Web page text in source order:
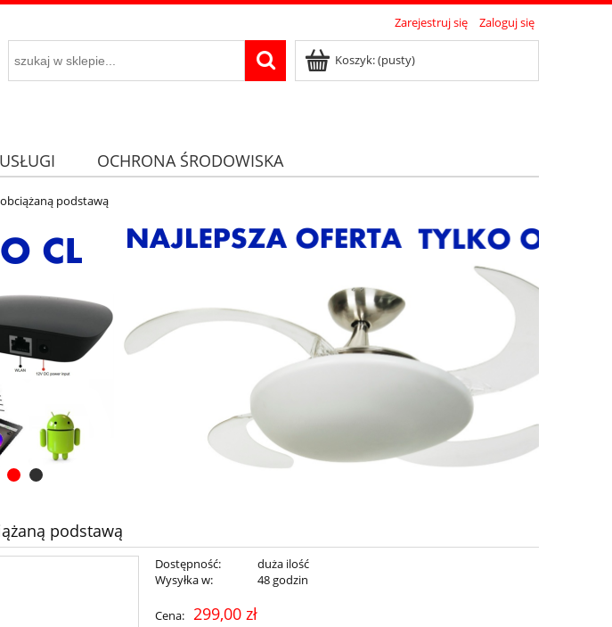
Zarejestruj się Zaloguj się
Koszyk:(pusty)
USŁUGI OCHRONA ŚRODOWISKA
podstawą
podstawą
Dostępność:
duża ilość
Wysyłka w:
48 godzin
Cena: 299,00 zł